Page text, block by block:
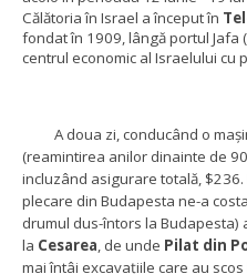
Călătoria în Israel a început în
fondat în 1909, lângă portul Jafa
centrul economic al Israelului cu
A doua zi, conducând o
(reamintirea anilor dinainte de
incluzând asigurare totală,
plecare din Budapesta ne-a
drumul dus-întors la Budapesta)
la Cesarea, de unde Pilat din
mai întâi excavațiile care au